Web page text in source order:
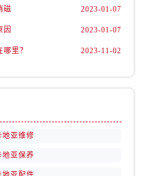
磁 2023-01-07
因 2023-01-07
里？ 2023-11-02
地亚维修
地亚保养